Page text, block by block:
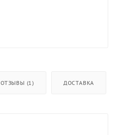
ОТЗЫВЫ (1) ДОСТАВКА